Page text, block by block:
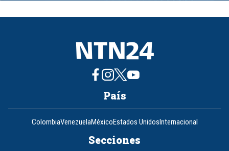
8
País
ColombiaVenezuelaMéxicoEstados UnidosInternacional
Secciones